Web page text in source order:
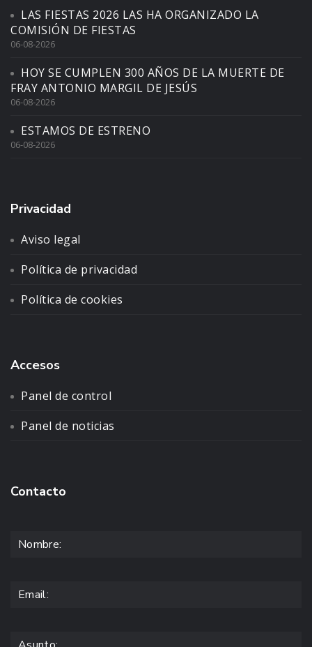
LAS FIESTAS 2026 LAS HA ORGANIZADO LA
COMISIÓN DE FIESTAS
06-08-2026
HOY SE CUMPLEN 300 AÑOS DE LA MUERTE DE
FRAY ANTONIO MARGIL DE JESÚS
06-08-2026
ESTAMOS DE ESTRENO
06-08-2026
Privacidad
Aviso legal
Política de privacidad
Política de cookies
Accesos
Panel de control
Panel de noticias
Contacto